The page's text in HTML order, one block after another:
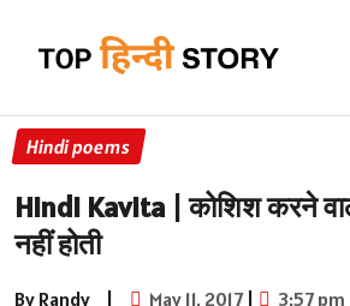
Hindi poems
Hindi Kavita | कोशिश करने
नहीं होती
By Randy | May 11, 2017| 3:57 pm